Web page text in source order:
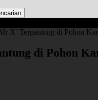
X’ Tergantung di Pohon
di Pohon